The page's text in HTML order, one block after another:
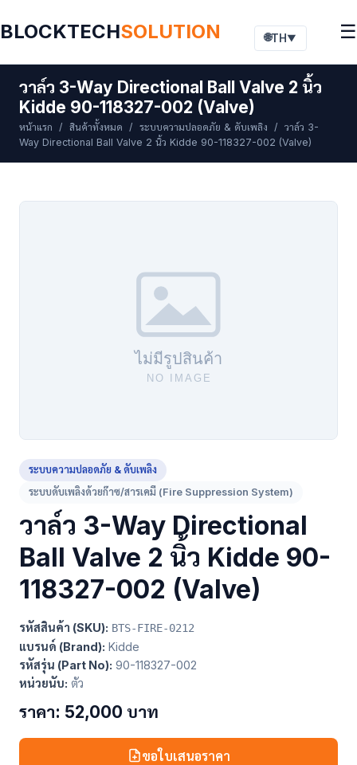
BLOCKTECHSOLUTION 🌐TH ▼ ☰
วาล์ว 3-Way Directional Ball Valve 2 นิ้ว
Kidde 90-118327-002 (Valve)
หน้าแรก / สินค้าทั้งหมด / ระบบความปลอดภัย & ดับเพลิง / วาล์ว 3-
Way Directional Ball Valve 2 นิ้ว Kidde 90-118327-002 (Valve)
ระบบความปลอดภัย & ดับเพลิง
ระบบดับเพลิงด้วยก๊าซ/สารเคมี (Fire Suppression System)
วาล์ว 3-Way Directional
Ball Valve 2 นิ้ว Kidde 90-
118327-002 (Valve)
รหัสสินค้า (SKU): BTS-FIRE-0212
แบรนด์ (Brand): Kidde
รหัสรุ่น (Part No): 90-118327-002
หน่วยนับ: ตัว
ราคา: 52,000 บาท
ขอใบเสนอราคา